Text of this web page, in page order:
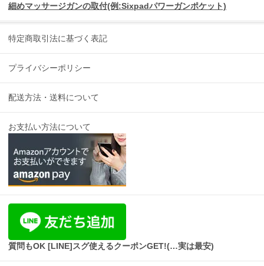
細めマッサージガンの取付(例:Sixpadパワーガンポケット)
特定商取引法に基づく表記
プライバシーポリシー
配送方法・送料について
お支払い方法について
質問もOK [LINE]スグ使えるクーポンGET!(…実は最安)